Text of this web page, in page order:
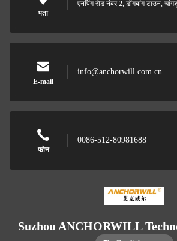
पता
एनपिंग रोड नंबर 2, डोंगबांग टाउन,
E-mail
info@anchorwill.com.cn
फोन
0086-512-80981688
Suzhou ANCHORWILL